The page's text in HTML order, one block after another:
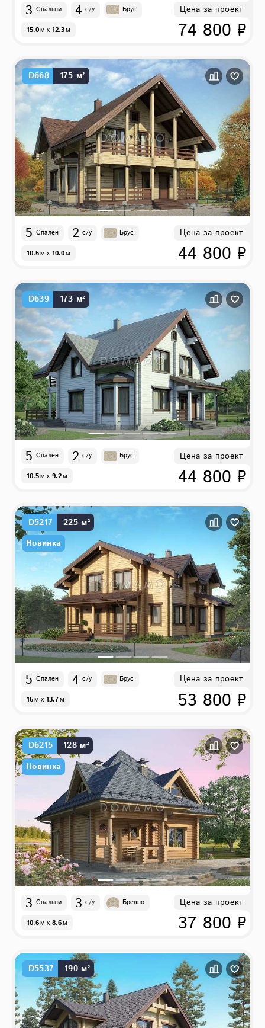
3 Спальни 4 с/у Брус
15.0м x 12.3м
Цена за проект
74 800 ₽
D668 175 м²
5 Спален 2 с/у Брус
10.5м x 10.0м
Цена за проект
44 800 ₽
D639 173 м²
5 Спален 2 с/у Брус
10.5м x 9.2м
Цена за проект
44 800 ₽
D5217
225 м²
Новинка
5 Спален 4 с/у Брус
16м x 13.7м
Цена за проект
53 800 ₽
D6215
128 м²
Новинка
3 Спальни 3 с/у Бревно
10.6м x 8.6м
Цена за проект
37 800 ₽
D5537 190 м²